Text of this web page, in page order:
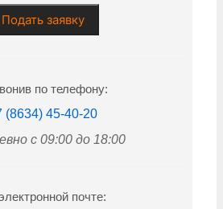
Подать заявку
по телефону:
(8634) 45-40-20
с 09:00 до 18:00
почте: